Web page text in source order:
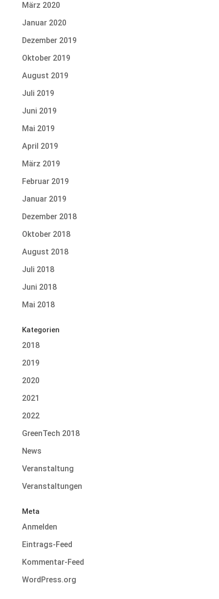
März 2020
Januar 2020
Dezember 2019
Oktober 2019
August 2019
Juli 2019
Juni 2019
Mai 2019
April 2019
März 2019
Februar 2019
Januar 2019
Dezember 2018
Oktober 2018
August 2018
Juli 2018
Juni 2018
Mai 2018
Kategorien
2018
2019
2020
2021
2022
GreenTech 2018
News
Veranstaltung
Veranstaltungen
Meta
Anmelden
Eintrags-Feed
Kommentar-Feed
WordPress.org